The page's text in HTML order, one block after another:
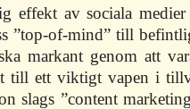
effekt av sociala
”top-of-mind” till
markant genom att
till ett viktigt vapen i
slags ”content